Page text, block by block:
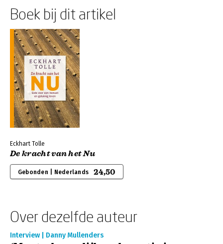
Boek bij dit artikel
Eckhart Tolle
De kracht van het Nu
Gebonden | Nederlands 24,50
Over dezelfde auteur
Interview | Danny Mullenders